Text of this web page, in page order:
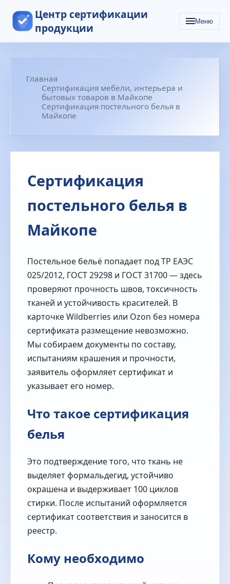
Центр сертификации
продукции
Меню
Главная
Сертификация мебели, интерьера и
бытовых товаров в Майкопе
Сертификация постельного белья в
Майкопе
Сертификация
постельного белья в
Майкопе
Постельное бельё попадает под ТР ЕАЭС
025/2012, ГОСТ 29298 и ГОСТ 31700 — здесь
проверяют прочность швов, токсичность
тканей и устойчивость красителей. В
карточке Wildberries или Ozon без номера
сертификата размещение невозможно.
Мы собираем документы по составу,
испытаниям крашения и прочности,
заявитель оформляет сертификат и
указывает его номер.
Что такое сертификация
белья
Это подтверждение того, что ткань не
выделяет формальдегид, устойчиво
окрашена и выдерживает 100 циклов
стирки. После испытаний оформляется
сертификат соответствия и заносится в
реестр.
Кому необходимо